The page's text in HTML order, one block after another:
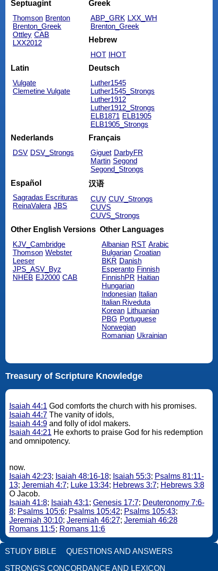
Septuagint
Thomson Brenton
Brenton_Greek
Ottley CAB
LXX2012
Greek
ABP_GRK LXX_WH
Brenton_Greek
Hebrew
HOT IHOT
Latin
Vulgate
Clemetine Vulgate
Deutsch
Luther1545
Luther1545_Strongs
Luther1912
Luther1912_Strongs
ELB1871 ELB1905
ELB1905_Strongs
Nederlands
DSV DSV_Strongs
Français
Giguet DarbyFR
Martin Segond
Segond_Strongs
Español
Sagradas Escrituras
ReinaValera JBS
汉语
CUV CUV_Strongs
CUVS
CUVS_Strongs
Other English Versions
KJV_Cambridge
Thomson Webster
Leeser
JPS_ASV_Byz
NHEB EJ2000 CAB
Other Languages
Albanian RST Arabic
Bulgarian Croatian
BKR Danish
Esperanto Finnish
FinnishPR Haitian
Hungarian
Indonesian Italian
Italian Riveduta
Korean Lithuanian
PBG Portuguese
Norwegian
Romanian Ukrainian
Treasury of Scripture Knowledge
Isaiah 44:1 God comforts the church with his promises.
Isaiah 44:7The vanity of idols,
Isaiah 44:9and folly of idol makers.
Isaiah 44:21 He exhorts to praise God for his redemption
and omnipotency.
now.
Isaiah 42:23; Isaiah 48:16-18; Isaiah 55:3; Psalms 81:11-
13; Jeremiah 4:7; Luke 13:34; Hebrews 3:7; Hebrews 3:8
O Jacob.
Isaiah 41:8; Isaiah 43:1; Genesis 17:7; Deuteronomy 7:6-
8; Psalms 105:6; Psalms 105:42; Psalms 105:43;
Jeremiah 30:10; Jeremiah 46:27; Jeremiah 46:28
Romans 11:5; Romans 11:6
STUDY BIBLE QUESTIONS AND ANSWERS
STRONG'S CONCORDANCE AND LEXICON